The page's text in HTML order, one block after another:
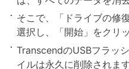
そこで、「ドライブの修
選択し、「開始」をクリ
TranscendのUSBフラッ
イルは永久に削除されます